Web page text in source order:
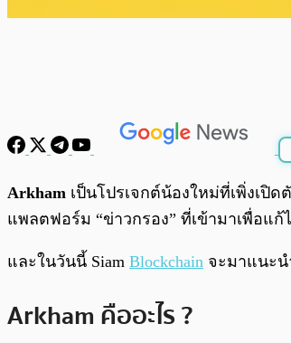
พร้อมเล่น
Arkham เป็นโปรเจกต์น้องใหม่ที่เพิ่งเปิด
แพลตฟอร์ม “ข่าวกรอง” ที่เข้ามาเพื่อแ
และในวันนี้ Siam Blockchain จะมาแนะน
Arkham คืออะไร ?